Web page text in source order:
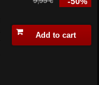
Add to cart